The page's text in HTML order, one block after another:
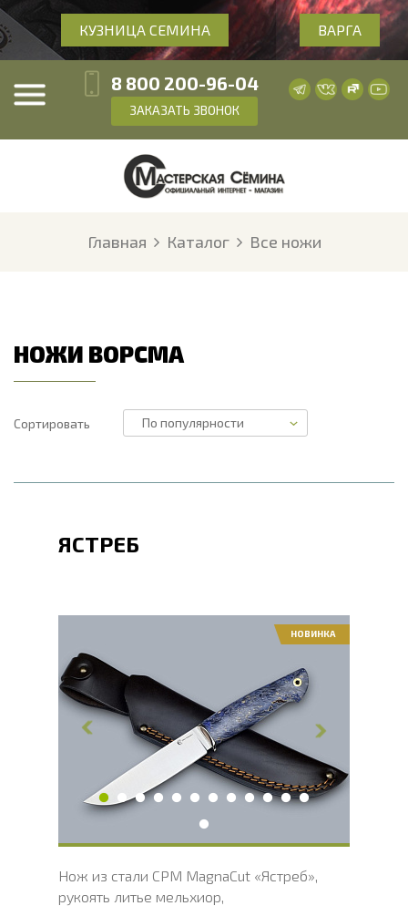
КУЗНИЦА СЕМИНА ВАРГА
8 800 200-96-04
ЗАКАЗАТЬ ЗВОНОК
Главная Каталог Все ножи
НОЖИ ВОРСМА
Сортировать
ЯСТРЕБ
Общая длина, мм
Длина клинка, мм
Ширина клинка, мм
Толщина обуха, мм
Ширина рукояти, мм
29.2
Длина рукояти, мм
Толщина рукояти, мм
21
Твердость клинка, HRC
62 - 64 HRC
Вес, г
149
НОВИНКА
Нож из стали CPM MagnaCut «Ястреб»,
рукоять литье мельхиор,